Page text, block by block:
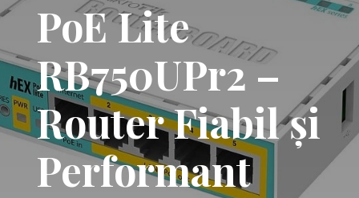
PoE Lite
RB750UPr2 –
Router Fiabil și
Performant